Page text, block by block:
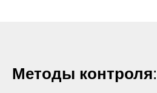
Методы контроля: